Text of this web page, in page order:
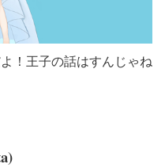
！王子の話はすんじゃね